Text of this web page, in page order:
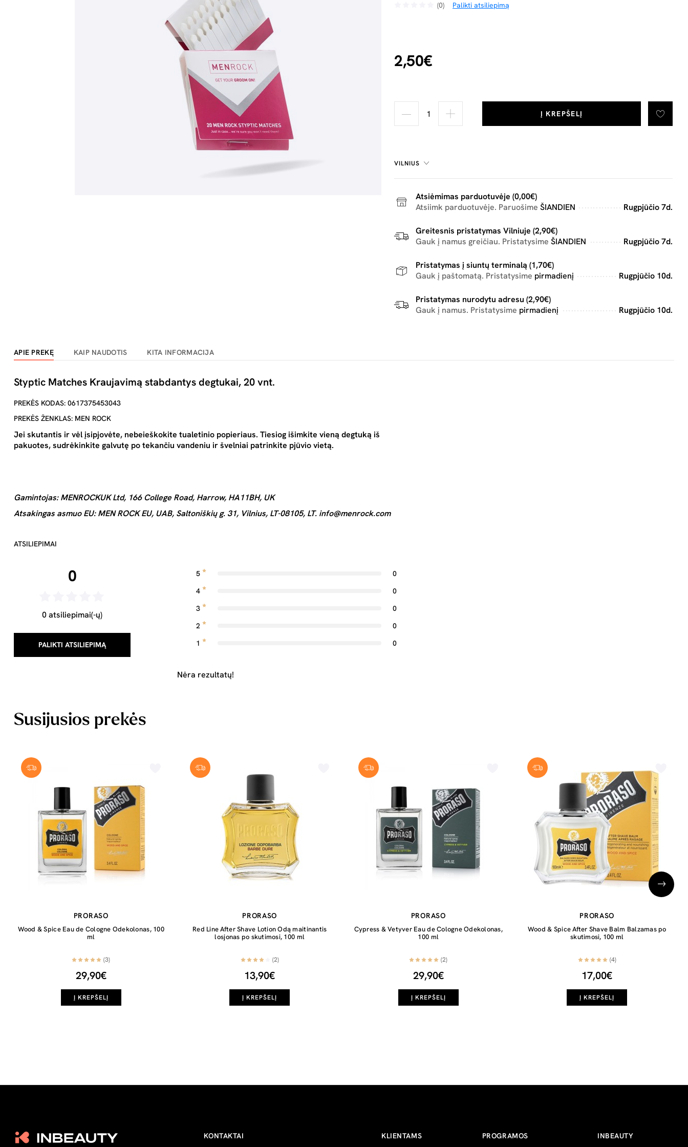
(0) Palikti atsiliepimą
2,50€
Į KREPŠELĮ
VILNIUS
Atsiėmimas parduotuvėje (0,00€)
Atsiimk parduotuvėje. Paruošime ŠIANDIEN Rugpjūčio 7d.
Greitesnis pristatymas Vilniuje (2,90€)
Gauk į namus greičiau. Pristatysime ŠIANDIEN Rugpjūčio 7d.
Pristatymas į siuntų terminalą (1,70€)
Gauk į paštomatą. Pristatysime pirmadienį Rugpjūčio 10d.
Pristatymas nurodytu adresu (2,90€)
Gauk į namus. Pristatysime pirmadienį Rugpjūčio 10d.
APIE PREKĘ KAIP NAUDOTIS KITA INFORMACIJA
Styptic Matches Kraujavimą stabdantys degtukai, 20 vnt.
PREKĖS KODAS: 0617375453043
PREKĖS ŽENKLAS: MEN ROCK
Jei skutantis ir vėl įsipjovėte, nebeieškokite tualetinio popieriaus. Tiesiog išimkite vieną degtuką iš
pakuotes, sudrėkinkite galvutę po tekančiu vandeniu ir švelniai patrinkite pjūvio vietą.
Gamintojas: MENROCKUK Ltd, 166 College Road, Harrow, HA11BH, UK
Atsakingas asmuo EU: MEN ROCK EU, UAB, Saltoniškių g. 31, Vilnius, LT-08105, LT. info@menrock.com
ATSILIEPIMAI
0
0 atsiliepimai(-ų)
PALIKTI ATSILIEPIMĄ
5
0
4
0
3
0
2
0
1
0
Nėra rezultatų!
Susijusios prekės
PRORASO
Wood & Spice Eau de Cologne Odekolonas, 100
ml
(3)
29,90€
Į KREPŠELĮ
PRORASO
Red Line After Shave Lotion Odą maitinantis
losjonas po skutimosi, 100 ml
(2)
13,90€
Į KREPŠELĮ
PRORASO
Cypress & Vetyver Eau de Cologne Odekolonas,
100 ml
(2)
29,90€
Į KREPŠELĮ
PRORASO
Wood & Spice After Shave Balm Balzamas po
skutimosi, 100 ml
(4)
17,00€
Į KREPŠELĮ
KONTAKTAI KLIENTAMS PROGRAMOS INBEAUTY